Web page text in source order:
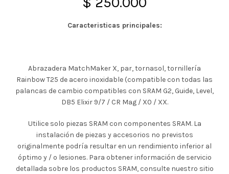
Caracteristicas principales:
Abrazadera MatchMaker X, par, tornasol, tornillería
Rainbow T25 de acero inoxidable (compatible con todas las
palancas de cambio compatibles con SRAM G2, Guide, Level,
DB5 Elixir 9/7 / CR Mag / X0 / XX.
Utilice solo piezas SRAM con componentes SRAM. La
instalación de piezas y accesorios no previstos
originalmente podría resultar en un rendimiento inferior al
óptimo y / o lesiones. Para obtener información de servicio
detallada sobre los productos SRAM, consulte nuestro sitio